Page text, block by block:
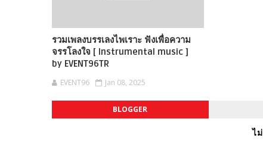
รวมเพลงบรรเลงไพเราะ ฟังเพื่อความ
จรรโลงใจ [ Instrumental music ]
by EVENT96TR
EVENT96 Jan 08, 2025
BLOGGER
ไ